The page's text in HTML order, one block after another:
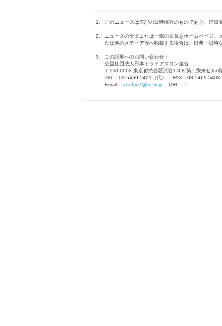
1. このニュースは表記の日時現在のものであり、追加
2.
ニュースの全文または一部の文章をホームページ、
たは他のメディア等へ転載する場合は、出典・日時
3.
この記事へのお問い合わせ：
公益社団法人日本トライアスロン連合
〒150-0002 東京都渋谷区渋谷1-3-8 第二栄来ビル6
TEL：03-5469-5401（代） FAX：03-5469-
Email： jtuoffice@jtu.or.jpURL： /